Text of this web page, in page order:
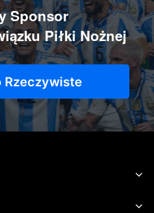
Sponsor
Piłki Nożnej
Rzeczywiste